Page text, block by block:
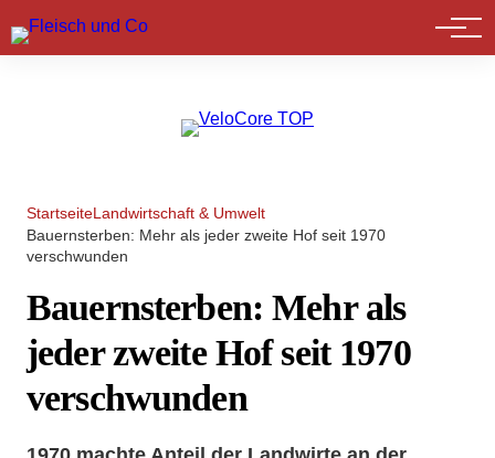
Marktführer
StartseiteLandwirtschaft & Umwelt
Bauernsterben: Mehr als jeder zweite Hof seit 1970
verschwunden
Bauernsterben: Mehr als
jeder zweite Hof seit 1970
verschwunden